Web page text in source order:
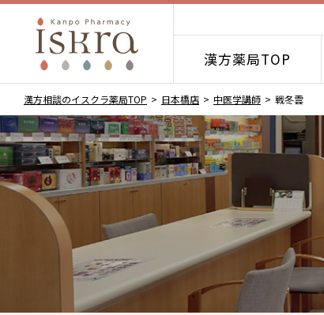
漢方薬局TOP
漢方相談のイスクラ薬局TOP 日本橋店 中医学講師 戦冬雲